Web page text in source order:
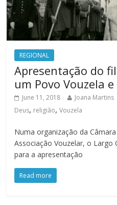
REGIONAL
Apresentação do
um Povo Vouzela
June 11, 2018 Joana Martins
Deus, religião,Vouzela
Numa organização da
Associação Vouzelar, o Largo
para a apresentação
Read more